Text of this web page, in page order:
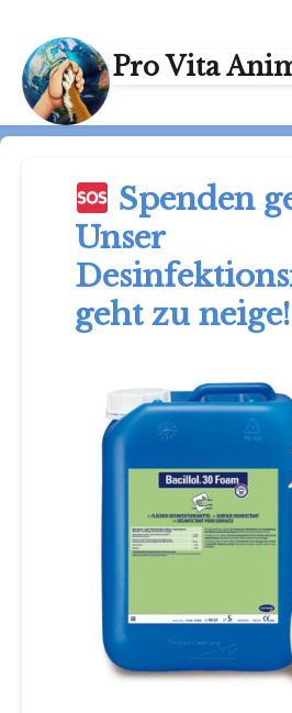
Pro Vita
Spenden
Unser
geht zu neige!